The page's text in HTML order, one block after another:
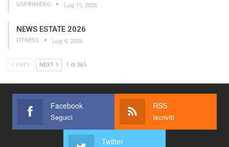
USPRIMIERO Lug 15, 2026
NEWS ESTATE 2026
FITNESS Lug 4, 2026
PREV NEXT 1 di 561
Facebook
Seguici
RSS
Iscriviti
Twitter